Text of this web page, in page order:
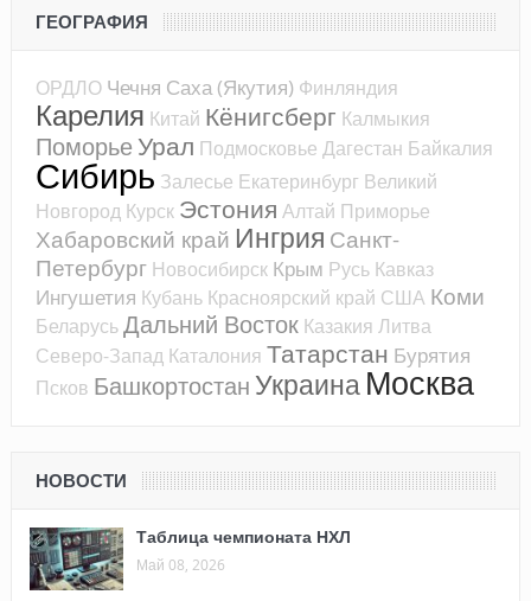
ГЕОГРАФИЯ
ОРДЛО Чечня Саха (Якутия) Финляндия
Карелия Китай Кёнигсберг Калмыкия
ПоморьеУрал Подмосковье Дагестан Байкалия
Сибирь Залесье Екатеринбург Великий
Новгород Курск Эстония Алтай Приморье
Хабаровский край Ингрия Санкт-
Петербург Новосибирск Крым Русь Кавказ
Ингушетия Кубань Красноярский край США Коми
БеларусьДальний Восток Казакия Литва
Северо-Запад Каталония Татарстан Бурятия
Псков Башкортостан УкраинаМосква
НОВОСТИ
Таблица чемпионата НХЛ
Май 08, 2026